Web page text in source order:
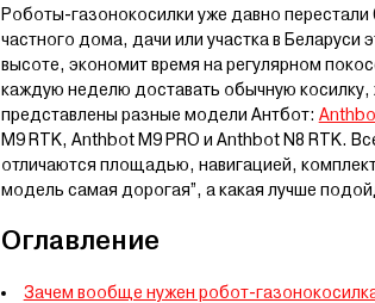
Роботы-газонокосилки уже давно
частного дома, дачи или участка в Беларуси
высоте, экономит время на регулярном
каждую неделю доставать обычную
представлены разные модели Антбот:
M9 RTK, Anthbot M9 PRO и Anthbot N8 RTK.
отличаются площадью, навигацией,
модель самая дорогая”, а какая лучше
Оглавление
Зачем вообще нужен робот-